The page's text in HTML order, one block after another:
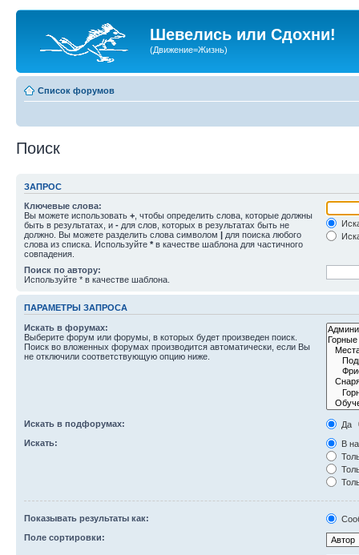
Шевелись или Сдохни!
(Движение=Жизнь)
Список форумов
Поиск
ЗАПРОС
Ключевые слова:
Вы можете использовать + , чтобы определить слова, которые должны
быть в результатах, и - для слов, которых в результатах быть не
должно. Вы можете разделить слова символом | для поиска любого
слова из списка. Используйте * в качестве шаблона для частичного
совпадения.
Поиск по автору:
Используйте * в качестве шаблона.
ПАРАМЕТРЫ ЗАПРОСА
Искать в форумах:
Выберите форум или форумы, в которых будет произведен поиск.
Поиск во вложенных форумах производится автоматически, если Вы
не отключили соответствующую опцию ниже.
Искать в подфорумах:
Да
Искать:
В
Показывать результаты как:
Поле сортировки: